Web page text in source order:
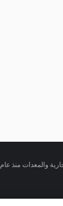
والمعدات منذ عام 2003